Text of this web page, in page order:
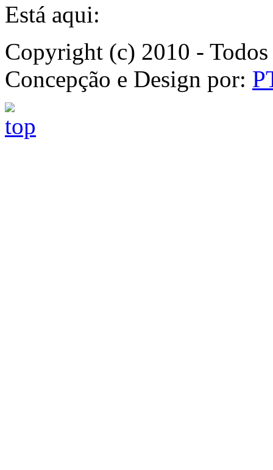
Está aqui:
Copyright (c) 2010 -
Concepção e Design por: